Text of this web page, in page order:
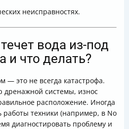
неисправностях.
вода из-под
и что делать?
— это не всегда катастрофа.
дренажной системы, износ
расположение. Иногда
работы техники (например, в No
диагностировать проблему и